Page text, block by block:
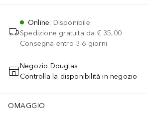
Online: Disponibile
Spedizione gratuita da € 35,00
Consegna entro 3-6 giorni
AGGIUNGI AL
Negozio Douglas
Controlla la disponibilità in negozio
OMAGGIO